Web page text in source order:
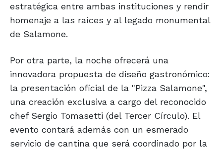
estratégica entre ambas instituciones y rendir
homenaje a las raíces y al legado monumental
de Salamone.
Por otra parte, la noche ofrecerá una
innovadora propuesta de diseño gastronómico:
la presentación oficial de la "Pizza Salamone",
una creación exclusiva a cargo del reconocido
chef Sergio Tomasetti (del Tercer Círculo). El
evento contará además con un esmerado
servicio de cantina que será coordinado por la